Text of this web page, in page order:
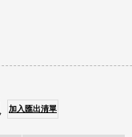
加入匯出清單